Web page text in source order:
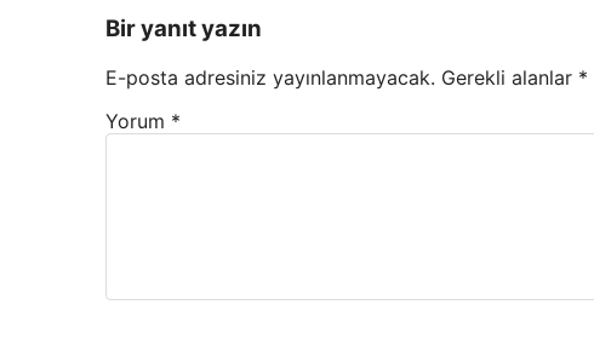
Bir yanıt yazın
E-posta adresiniz yayınlanmayacak. Gerekli alanlar *
Yorum *